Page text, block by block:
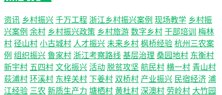
资讯 乡村振兴 千万工程 浙江乡村振兴案例 现场教学 乡村振
兴案例 余村 乡村振兴政策 乡村旅游 数字乡村 干部培训
梅林
村 径山村 小古城村 人才振兴 未来乡村 枫桥经验 杭州三农案
例 组织振兴 鲁家村 浙江考察路线 基层治理 桑园地村 东衡村
新宇村 五四村 文化振兴 活动 脱贫攻坚 航民村 横一村 青山村
荻浦村 环溪村 东梓关村 下姜村 双桥村 产业振兴 民宿经济 浦
江经验 三农 新质生产力 塘栖村 黄杜村 深澳村 劳岭村 大竹园